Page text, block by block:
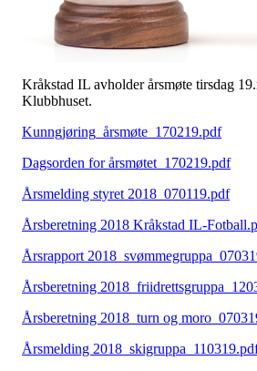
Kråkstad IL avholder årsmøte tirsdag
Klubbhuset.
Kunngjøring_årsmøte_170219.pdf
Dagsorden for årsmøtet_170219.pdf
Årsmelding styret 2018_070119.pdf
Årsberetning 2018 Kråkstad IL-
Årsrapport
Årsberetning
Årsberetning 2018_turn og
Årsmelding